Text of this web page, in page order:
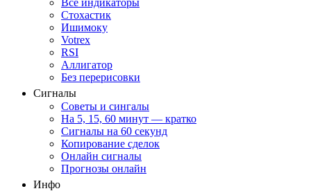
Все индикаторы
Стохастик
Ишимоку
Votrex
RSI
Аллигатор
Без перерисовки
Сигналы
Советы и сингалы
На 5, 15, 60 минут — кратко
Сигналы на 60 секунд
Копирование сделок
Онлайн сигналы
Прогнозы онлайн
Инфо